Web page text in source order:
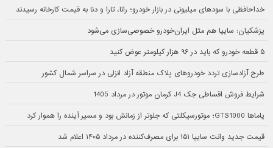
خداحافظی با سودهای میلیونی در بازار خودرو؛ رانا، تارا و دنا به قیمت کارخانه رسیدند
پزشکیان: سایپا هم مثل ایران‌خودرو خصوصی‌سازی می‌شود
۵ قطعه خودرو که باید در ۹۶ هزار کیلومتر عوض کنید
طرح آزادسازی تردد خودروهای پلاک منطقه آزاد انزلی در سراسر شمال کشور
شرایط فروش اقساطی جک J4 کرمان موتور در مرداد 1405
یاماها GTS1000؛ موتورسیکلتی که جلوتر از زمانش بود و مسیر آینده را هموار کرد
قیمت جدید وانت سایپا ۱۵۱ برای مصرف‌کننده در مرداد ۱۴۰۵ اعلام شد